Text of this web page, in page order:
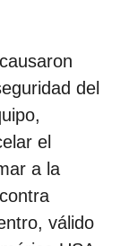
del
el
a la
válido